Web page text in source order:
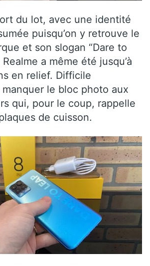
du lot, avec une identité
puisqu’on y retrouve le
et son slogan “Dare to
a même été jusqu’à
en relief. Difficile
le bloc photo aux
qui, pour le coup, rappelle
de cuisson.